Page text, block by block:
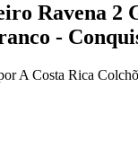
Ravena 2
-
A Costa Rica